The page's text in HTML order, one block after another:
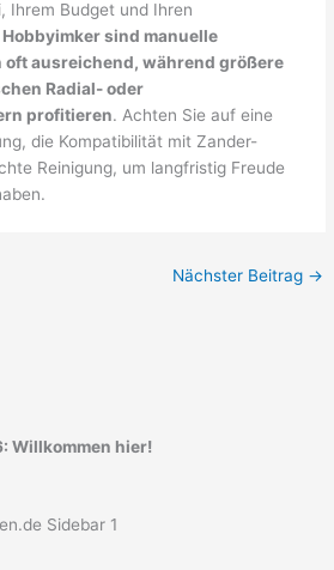
Ihrem Budget und Ihren
Hobbyimker sind manuelle
ausreichend, während größere
Radial- oder
profitieren. Achten Sie auf eine
die Kompatibilität mit Zander-
Reinigung, um langfristig Freude
Nächster Beitrag →
Willkommen hier!